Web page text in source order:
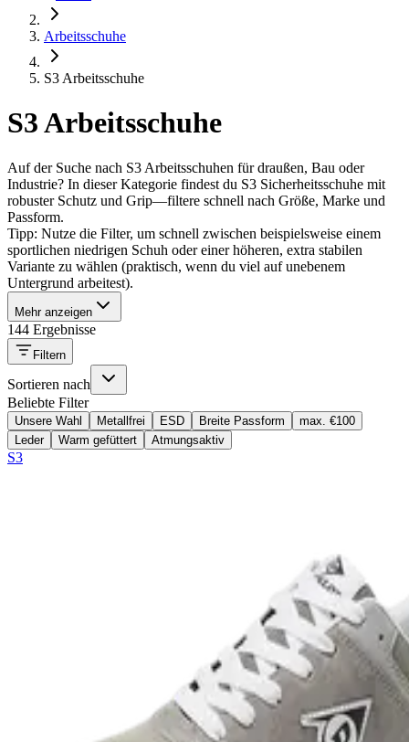
Arbeitsschuhe
S3 Arbeitsschuhe
S3 Arbeitsschuhe
Auf der Suche nach S3 Arbeitsschuhen für draußen, Bau oder
Industrie? In dieser Kategorie findest du S3 Sicherheitsschuhe mit
robuster Schutz und Grip—filtere schnell nach Größe, Marke und
Passform.
Tipp: Nutze die Filter, um schnell zwischen beispielsweise einem
sportlichen niedrigen Schuh oder einer höheren, extra stabilen
Variante zu wählen (praktisch, wenn du viel auf unebenem
Untergrund arbeitest).
Mehr anzeigen
144 Ergebnisse
Filtern
Sortieren nach
Beliebte Filter
Unsere Wahl Metallfrei ESD Breite Passform
max. €100
Leder
Warm gefüttert Atmungsaktiv
S3